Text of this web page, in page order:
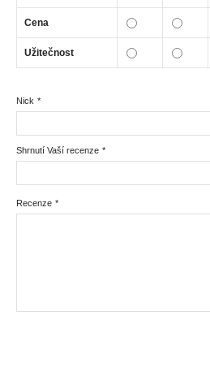
Cena
Užitečnost
*
Nick
*
Shrnutí Vaší recenze
*
Recenze